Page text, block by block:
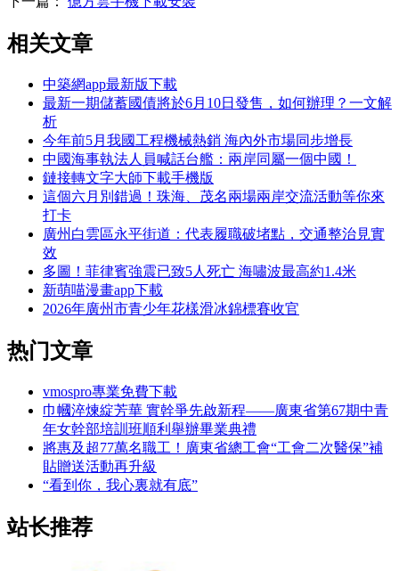
相关文章
中築網app最新版下載
最新一期儲蓄國債將於6月10日發售，如何辦理？一文解
析
今年前5月我國工程機械熱銷 海內外市場同步增長
中國海事執法人員喊話台艦：兩岸同屬一個中國！
鏈接轉文字大師下載手機版
這個六月別錯過！珠海、茂名兩場兩岸交流活動等你來
打卡
廣州白雲區永平街道：代表履職破堵點，交通整治見實
效
多圖！菲律賓強震已致5人死亡 海嘯波最高約1.4米
新萌喵漫畫app下載
2026年廣州市青少年花樣滑冰錦標賽收官
热门文章
vmospro專業免費下載
巾幗淬煉綻芳華 實幹爭先啟新程——廣東省第67期中青
年女幹部培訓班順利舉辦畢業典禮
將惠及超77萬名職工！廣東省總工會“工會二次醫保”補
貼贈送活動再升級
“看到你，我心裏就有底”
站长推荐